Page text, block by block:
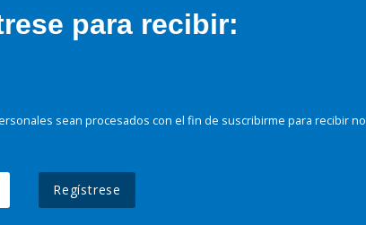
para recibir:
sean procesados con el fin de suscribirme para recibir
Regístrese